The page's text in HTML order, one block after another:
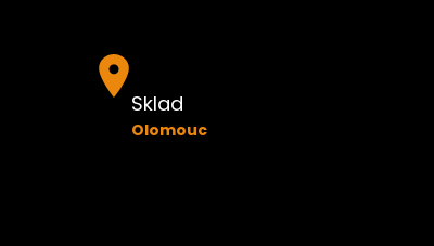
Sklad
Olomouc